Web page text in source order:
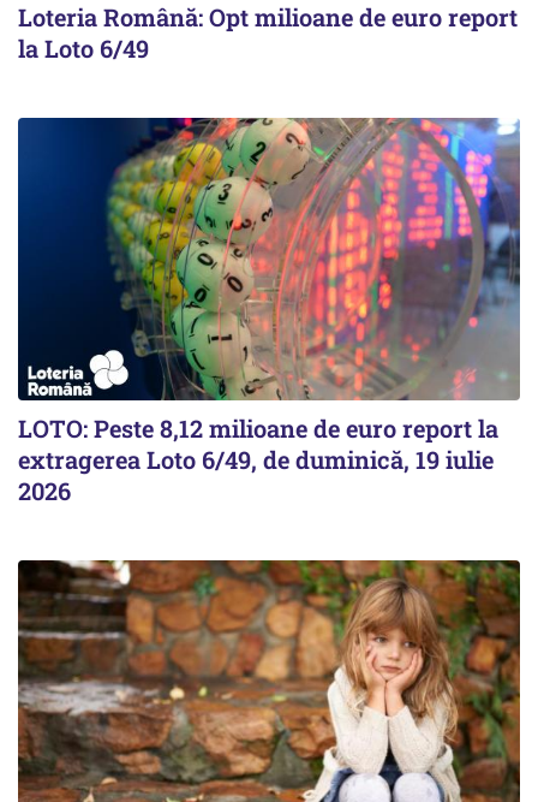
Loteria Română: Opt milioane de euro report
la Loto 6/49
LOTO: Peste 8,12 milioane de euro report la
extragerea Loto 6/49, de duminică, 19 iulie
2026